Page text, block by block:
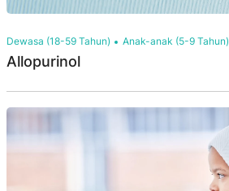
Dewasa (18-59 Tahun) Anak-anak (5-9 Tahun)
Allopurinol